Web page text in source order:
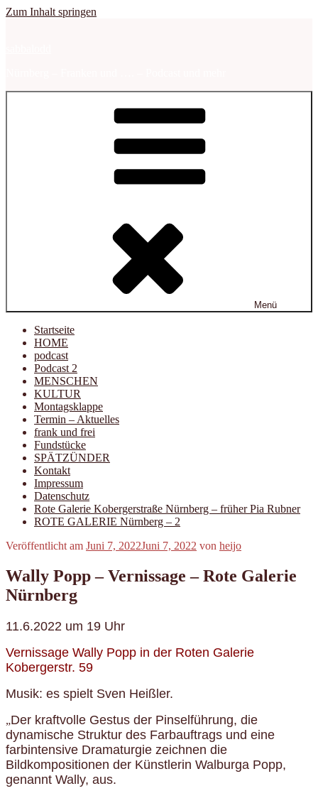
Zum Inhalt springen
Menü
Startseite
HOME
podcast
Podcast 2
MENSCHEN
KULTUR
Montagsklappe
Termin – Aktuelles
frank und frei
Fundstücke
SPÄTZÜNDER
Kontakt
Impressum
Datenschutz
Rote Galerie Kobergerstraße Nürnberg – früher Pia Rubner
ROTE GALERIE Nürnberg – 2
Veröffentlicht am Juni 7, 2022Juni 7, 2022 von heijo
Wally Popp – Vernissage – Rote Galerie
Nürnberg
11.6.2022 um 19 Uhr
Vernissage Wally Popp in der Roten Galerie
Kobergerstr. 59
Musik: es spielt Sven Heißler.
„Der kraftvolle Gestus der Pinselführung, die
dynamische Struktur des Farbauftrags und eine
farbintensive Dramaturgie zeichnen die
Bildkompositionen der Künstlerin Walburga Popp,
genannt Wally, aus.